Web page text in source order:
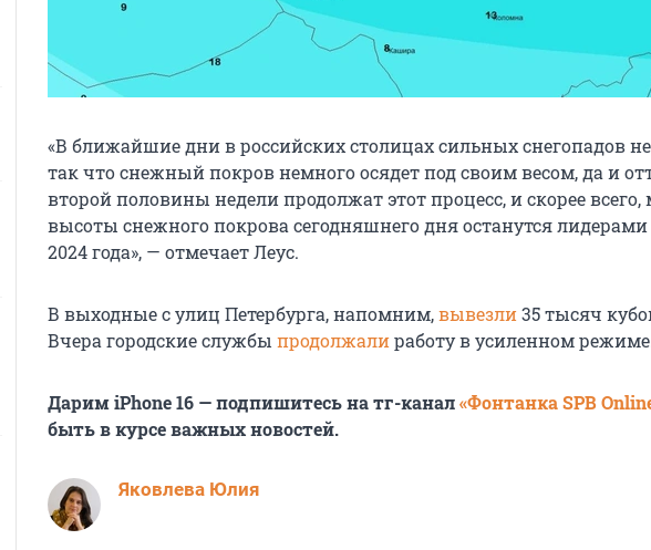
«В ближайшие дни в российских столицах сильных снегопадов
так что снежный покров немного осядет под своим весом, да и
второй половины недели продолжат этот процесс, и скорее
высоты снежного покрова сегодняшнего дня останутся
2024 года», — отмечает Леус.
В выходные с улиц Петербурга, напомним,вывезли35 тысяч
Вчера городские службы продолжалиработу в усиленном
Дарим iPhone 16 — подпишитесь на тг-канал«Фонтанка SPB
быть в курсе важных новостей.
Яковлева Юлия